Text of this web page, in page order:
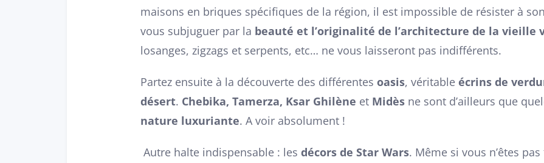
maisons en briques spécifiques de la région, il est impossible de résister à
vous subjuguer par la beauté et l’originalité de l’architecture de la vieille
losanges, zigzags et serpents, etc… ne vous laisseront pas indifférents.
Partez ensuite à la découverte des différentes oasis, véritable écrins de
désert. Chebika, Tamerza, Ksar Ghilène et Midès ne sont d’ailleurs que
nature luxuriante. A voir absolument !
Autre halte indispensable : les décors de Star Wars. Même si vous n’êtes